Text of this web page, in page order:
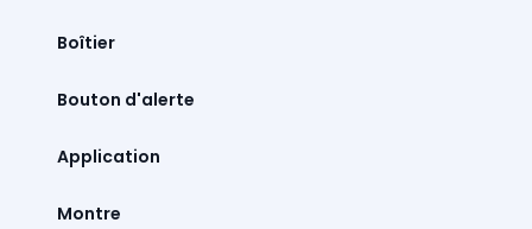
Boîtier
Bouton d'alerte
Montre